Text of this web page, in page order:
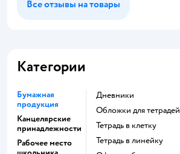
Все отзывы на товары
Категории
Бумажная
продукция
Канцелярские
принадлежности
Рабочее место
Дневники
Обложки для тетрадей
Тетрадь в клетку
Тетрадь в линейку